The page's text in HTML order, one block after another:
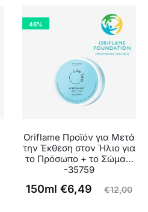
46%
Oriflame Προϊόν για Μετά
την Έκθεση στον Ήλιο για
το Πρόσωπο + το Σώμα…
-35759
€12,00
Original
€6,49
Η
150ml